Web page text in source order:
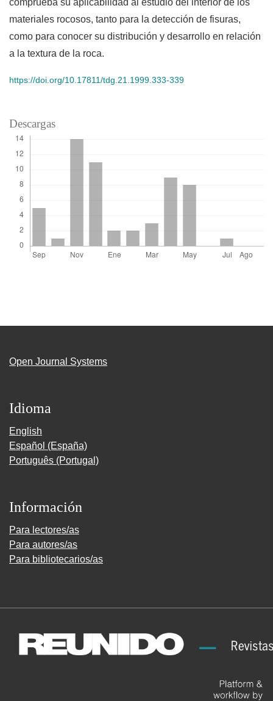
comprueba su aplicabilidad al estudio del interior de los
materiales rocosos, tanto para la detección de fisuras,
como para conocer su distribución y desarrollo en relación
a la textura de la roca.
https://doi.org/10.17811/tdg.21.1999.333-339
Descargas
Open Journal Systems
Idioma
English
Español (España)
Português (Portugal)
Información
Para lectores/as
Para autores/as
Para bibliotecarios/as